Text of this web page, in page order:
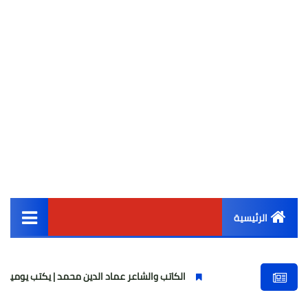
الرئيسية
أخبار مصر
الكاتب والشاعر عماد الدين محمد | يكتب يوميات شاعر